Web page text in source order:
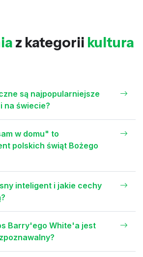
z kategorii kultura
są najpopularniejsze
na świecie?
w domu" to
polskich świąt Bożego
inteligent i jakie cechy
Barry'ego White'a jest